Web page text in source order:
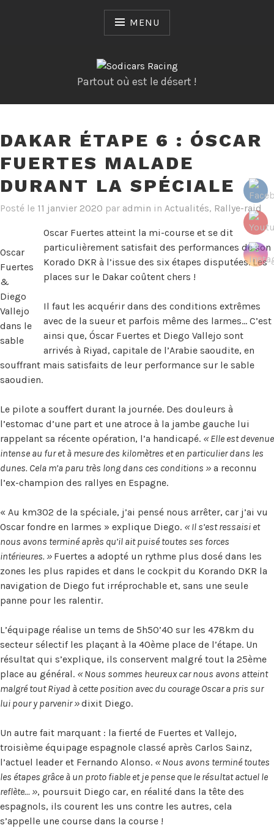
MENU
Partout où est le désert !
DAKAR ÉTAPE 6 : ÓSCAR
FUERTES MALADE
DURANT LA SPÉCIALE
Posté le 11 janvier 2020 par admin in Actualités, Rallye-raid
Oscar
Fuertes
&
Diego
Vallejo
dans le
sable
Oscar Fuertes atteint la mi-course et se dit
particulièrement satisfait des performances de son
Korado DKR à l’issue des six étapes disputées. Les
places sur le Dakar coûtent chers !
Il faut les acquérir dans des conditions extrêmes
avec de la sueur et parfois même des larmes… C’est
ainsi que, Óscar Fuertes et Diego Vallejo sont
arrivés à Riyad, capitale de l’Arabie saoudite, en
souffrant mais satisfaits de leur performance sur le sable
saoudien.
Le pilote a souffert durant la journée. Des douleurs à
l’estomac d’une part et une atroce à la jambe gauche lui
rappelant sa récente opération, l’a handicapé. « Elle est devenue
intense au fur et à mesure des kilomètres et en particulier dans les
dunes. Cela m’a paru très long dans ces conditions » a reconnu
l’ex-champion des rallyes en Espagne.
« Au km302 de la spéciale, j’ai pensé nous arrêter, car j’ai vu
Oscar fondre en larmes » explique Diego. « Il s’est ressaisi et
nous avons terminé après qu’il ait puisé toutes ses forces
intérieures. » Fuertes a adopté un rythme plus dosé dans les
zones les plus rapides et dans le cockpit du Korando DKR la
navigation de Diego fut irréprochable et, sans une seule
panne pour les ralentir.
L’équipage réalise un tems de 5h50’40 sur les 478km du
secteur sélectif les plaçant à la 40ème place de l’étape. Un
résultat qui s’explique, ils conservent malgré tout la 25ème
place au général. « Nous sommes heureux car nous avons atteint
malgré tout Riyad à cette position avec du courage Oscar a pris sur
lui pour y parvenir »dixit Diego.
Un autre fait marquant : la fierté de Fuertes et Vallejo,
troisième équipage espagnole classé après Carlos Sainz,
l’actuel leader et Fernando Alonso. « Nous avons terminé toutes
les étapes grâce à un proto fiable et je pense que le résultat actuel le
reflète… », poursuit Diego car, en réalité dans la tête des
espagnols, ils courent les uns contre les autres, cela
s’appelle une course dans la course !